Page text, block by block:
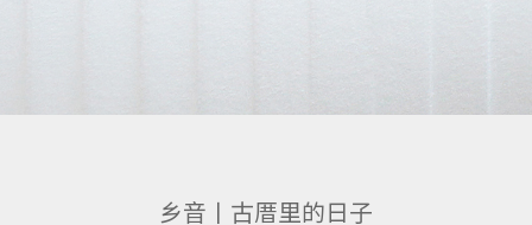
乡音丨古厝里的日子